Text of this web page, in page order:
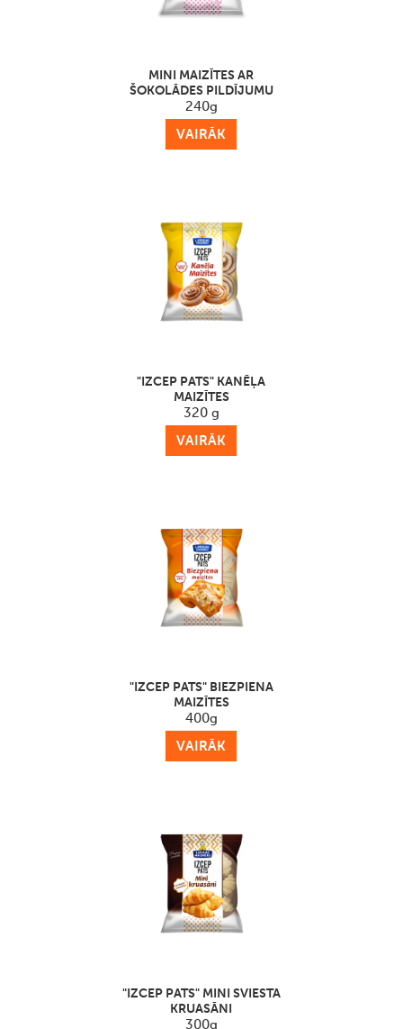
MINI MAIZĪTES AR
ŠOKOLĀDES PILDĪJUMU
240g
VAIRĀK
"IZCEP PATS" KANĒĻA
MAIZĪTES
320 g
VAIRĀK
"IZCEP PATS" BIEZPIENA
MAIZĪTES
400g
VAIRĀK
"IZCEP PATS" MINI SVIESTA
KRUASĀNI
300g